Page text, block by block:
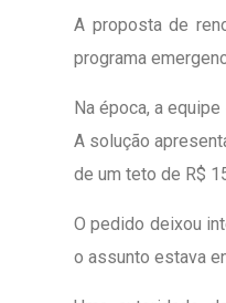
A proposta de
programa
Na época, a
A solução
de um teto de R$
O pedido deixou
o assunto estava